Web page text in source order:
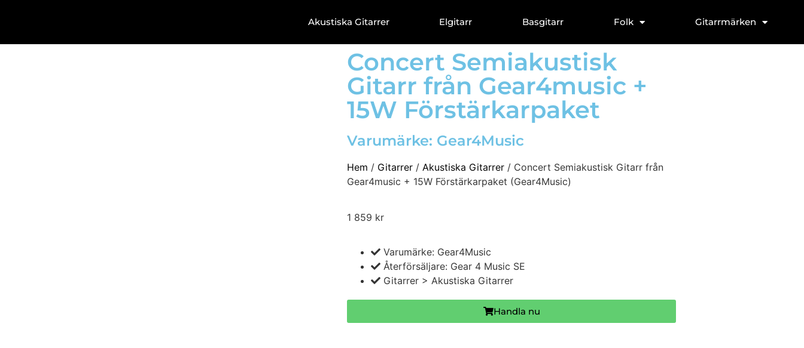
Akustiska Gitarrer Elgitarr Basgitarr Folk Gitarrmärken
Concert Semiakustisk
Gitarr från Gear4music +
15W Förstärkarpaket
Varumärke: Gear4Music
Hem / Gitarrer / Akustiska Gitarrer / Concert Semiakustisk Gitarr från
Gear4music + 15W Förstärkarpaket (Gear4Music)
1 859 kr
Varumärke: Gear4Music
Återförsäljare: Gear 4 Music SE
Gitarrer > Akustiska Gitarrer
Handla nu